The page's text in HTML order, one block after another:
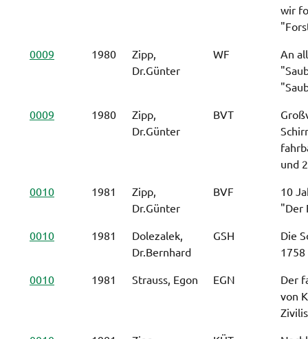
wir
0009
1980
Zipp,
Dr.Günter
WF
An
0009
1980
Zipp,
Dr.Günter
BVT
und
0010
1981
Zipp,
Dr.Günter
BVF
10
"Der
0010
1981
Dolezalek,
Dr.Bernhard
GSH
Die
1758
0010
1981 Strauss, Egon EGN
Der
von